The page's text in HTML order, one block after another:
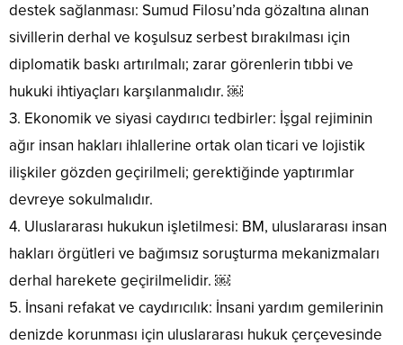
destek sağlanması: Sumud Filosu’nda gözaltına alınan
sivillerin derhal ve koşulsuz serbest bırakılması için
diplomatik baskı artırılmalı; zarar görenlerin tıbbi ve
hukuki ihtiyaçları karşılanmalıdır. ￼
3. Ekonomik ve siyasi caydırıcı tedbirler: İşgal rejiminin
ağır insan hakları ihlallerine ortak olan ticari ve lojistik
ilişkiler gözden geçirilmeli; gerektiğinde yaptırımlar
devreye sokulmalıdır.
4. Uluslararası hukukun işletilmesi: BM, uluslararası insan
hakları örgütleri ve bağımsız soruşturma mekanizmaları
derhal harekete geçirilmelidir. ￼
5. İnsani refakat ve caydırıcılık: İnsani yardım gemilerinin
denizde korunması için uluslararası hukuk çerçevesinde